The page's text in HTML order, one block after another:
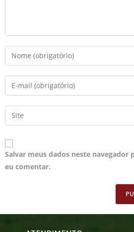
Salvar meus dados neste navegador
eu comentar.